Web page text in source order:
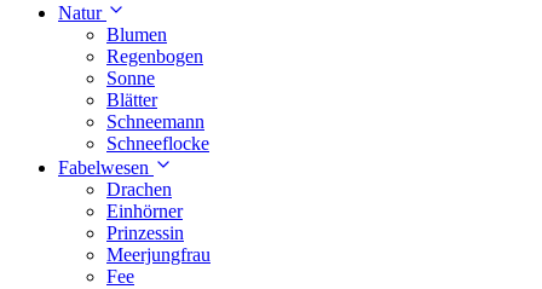
Natur
Blumen
Regenbogen
Sonne
Blätter
Schneemann
Schneeflocke
Fabelwesen
Drachen
Einhörner
Prinzessin
Meerjungfrau
Fee